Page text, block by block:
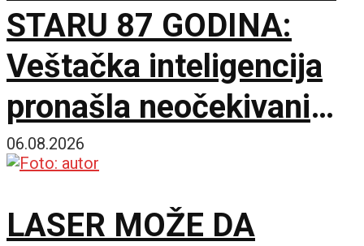
STARU 87 GODINA:
Veštačka inteligencija
pronašla neočekivani
matematički primer
06.08.2026
LASER MOŽE DA